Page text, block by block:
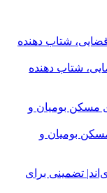
شتاب‌ دهنده
بومیان و